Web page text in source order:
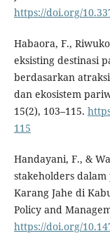
https://doi.org/
Habaora, F.,
eksisting destinasi
berdasarkan
dan ekosistem
15(2), 103–115.
115
Handayani, F., &
stakeholders
Karang Jahe di
Policy and
https://doi.org/